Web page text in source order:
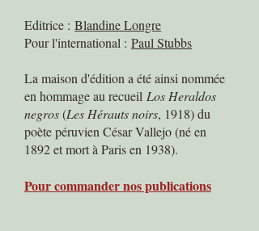
Editrice : Blandine Longre
Pour l'international : Paul Stubbs
La maison d'édition a été ainsi nommée
en hommage au recueil Los Heraldos
negros(Les Hérauts noirs, 1918) du
poète péruvien César Vallejo (né en
1892 et mort à Paris en 1938).
Pour commander nos publications